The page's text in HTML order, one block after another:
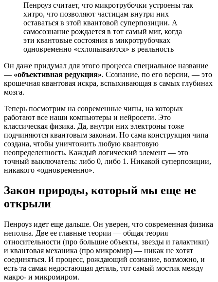
Пенроуз считает, что микротрубочки устроены так
хитро, что позволяют частицам внутри них
оставаться в этой квантовой суперпозиции. А
самосознание рождается в тот самый миг, когда
эти квантовые состояния в микротрубочках
одновременно «схлопываются» в реальность
Он даже придумал для этого процесса специальное название
— «объективная редукция». Сознание, по его версии, — это
крошечная квантовая искра, вспыхивающая в самых глубинах
мозга.
Теперь посмотрим на современные чипы, на которых
работают все наши компьютеры и нейросети. Это
классическая физика. Да, внутри них электроны тоже
подчиняются квантовым законам. Но сама конструкция чипа
создана, чтобы уничтожить любую квантовую
неопределенность. Каждый логический элемент — это
точный выключатель: либо 0, либо 1. Никакой суперпозиции,
никакого «одновременно».
Закон природы, который мы еще не
открыли
Пенроуз идет еще дальше. Он уверен, что современная физика
неполна. Две ее главные теории — общая теория
относительности (про большие объекты, звезды и галактики)
и квантовая механика (про микромир) — никак не хотят
соединяться. И процесс, рождающий сознание, возможно, и
есть та самая недостающая деталь, тот самый мостик между
макро- и микромиром.